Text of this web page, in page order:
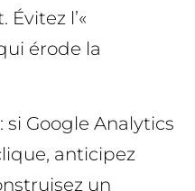
l’«
érode la
si Google Analytics
anticipez
un